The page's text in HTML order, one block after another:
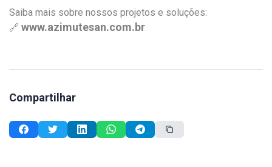
Saiba mais sobre nossos projetos e soluções:
🔗 www.azimutesan.com.br
Compartilhar